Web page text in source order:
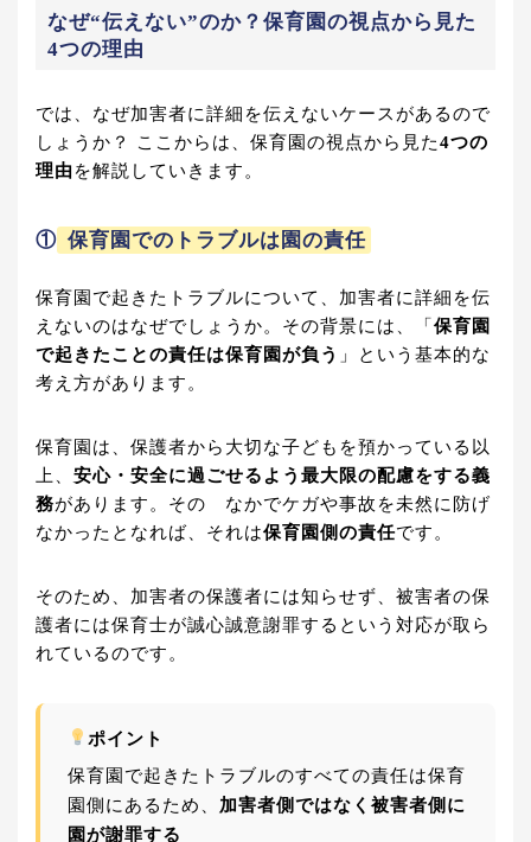
なぜ“伝えない”のか？保育園の視点から見た
4つの理由
では、なぜ加害者に詳細を伝えないケースがあるので
しょうか？ ここからは、保育園の視点から見た4つの
理由を解説していきます。
① 保育園でのトラブルは園の責任
保育園で起きたトラブルについて、加害者に詳細を伝
えないのはなぜでしょうか。その背景には、「 保育園
で起きたことの責任は保育園が負う 」という基本的な
考え方があります。
保育園は、保護者から大切な子どもを預かっている以
上、 安心・安全に過ごせるよう最大限の配慮をする義
務があります。その なかでケガや事故を未然に防げ
なかったとなれば、それは保育園側の責任です。
そのため、加害者の保護者には知らせず、被害者の保
護者には保育士が誠心誠意謝罪するという対応が取ら
れているのです。
ポイント
保育園で起きたトラブルのすべての責任は保育
園側にあるため、 加害者側ではなく被害者側に
園が謝罪する